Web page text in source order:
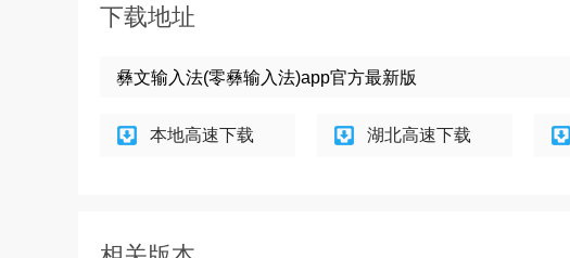
下载地址
彝文输入法(零彝输入法)app官方最新版
本地高速下载 湖北高速下载